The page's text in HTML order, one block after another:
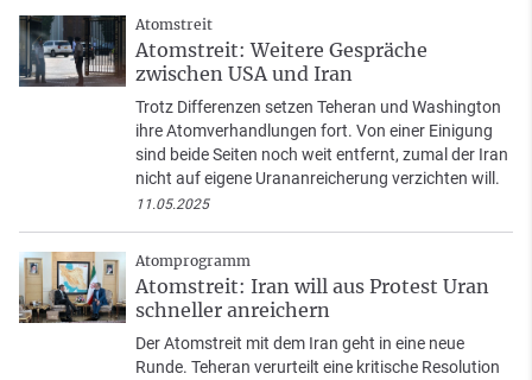
Atomstreit
Atomstreit: Weitere Gespräche
zwischen USA und Iran
Trotz Differenzen setzen Teheran und Washington
ihre Atomverhandlungen fort. Von einer Einigung
sind beide Seiten noch weit entfernt, zumal der Iran
nicht auf eigene Urananreicherung verzichten will.
11.05.2025
Atomprogramm
Atomstreit: Iran will aus Protest Uran
schneller anreichern
Der Atomstreit mit dem Iran geht in eine neue
Runde. Teheran verurteilt eine kritische Resolution